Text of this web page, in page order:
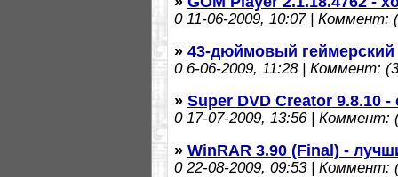
011-06-2009, 10:07 | Коммент:
» 43-дюймовый геймерский
06-06-2009, 11:28 | Коммент:
» Super DVD Creator 9.8.10
017-07-2009, 13:56 | Коммент:
» WinRAR 3.90 (Final) -
022-08-2009, 09:53 | Коммент: